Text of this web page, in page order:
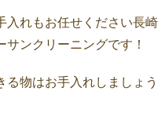
入れもお任せください長
サンクリーニングです！
る物はお手入れしましょう